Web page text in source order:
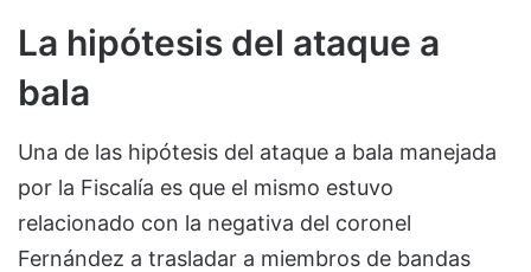
La hipótesis del ataque a
bala
Una de las hipótesis del ataque a bala manejada
por la Fiscalía es que el mismo estuvo
relacionado con la negativa del coronel
Fernández a trasladar a miembros de bandas